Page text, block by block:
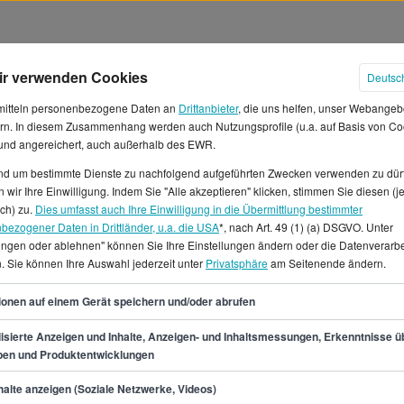
in Frankfurt am Main
Owner/in? Dein
sich auf 60.200 €, was
hingegen kannst du von
52.500 €, bestenfalls
Product Owner/in
für Frankfurt am Main
findest du auf
auch
verwenden Cookies
personenbezogene Daten an Drittanbieter, die uns helfen, unser
In diesem Zusammenhang werden auch Nutzungsprofile (u.a. auf Basis von
angereichert, auch außerhalb des EWR.
um bestimmte Dienste zu nachfolgend aufgeführten Zwecken verwenden zu
wir Ihre Einwilligung. Indem Sie "Alle akzeptieren" klicken, stimmen Sie diesen
zu. Dies umfasst auch Ihre Einwilligung in die Übermittlung bestimmter
Daten in Drittländer, u.a. die USA*, nach Art. 49 (1) (a) DSGVO. Unter
oder ablehnen" können Sie Ihre Einstellungen ändern oder die
Sie können Ihre Auswahl jederzeit unter Privatsphäream Seitenende ändern.
auf einem Gerät speichern und/oder abrufen
Anzeigen und Inhalte, Anzeigen- und Inhaltsmessungen, Erkenntnisse
und Produktentwicklungen
anzeigen (Soziale Netzwerke, Videos)